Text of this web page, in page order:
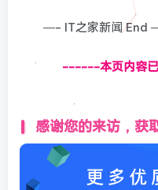
—- IT之家新闻 End
------本页内容
感谢您的来访，获